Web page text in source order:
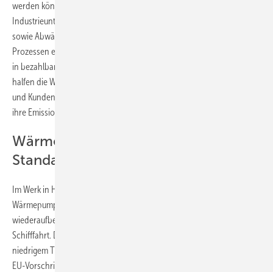
werden könnten. Moderne Großwärmepumpen bieten Städten und
Industrieunternehmen die Möglichkeit, natürliche Wärmequellen
sowie Abwärme aus Abwasser, Meerwasser oder industriellen
Prozessen effizient zu nutzen. So lässt sich bislang ungenutzte Energie
in bezahlbare, kohlenstoffarme Wärme umwandeln. Im Jahr 2025
halfen die Wärmepumpenlösungen von Johnson Controls Kundinnen
und Kunden dabei, ihre Betriebskosten um bis zu 32 % zu senken und
ihre Emissionen um bis zu 55 % zu reduzieren.
Wärmepumpen nach künftigen EU-
Standards
Im Werk in Holme produziert Johnson Controls kundenspezifische
Wärmepumpen und Kältemaschinen der Marke Sabroe sowie
wiederaufbereitete Ersatzteile für den Ersatzteilmarkt und die
Schifffahrt. Die Technologien verwenden Kältemittel mit sehr
niedrigem Treibhauspotenzial (GWP); diese entsprechen den neuen
EU-Vorschriften, die ab 2027 bzw. 2030 in Kraft treten.